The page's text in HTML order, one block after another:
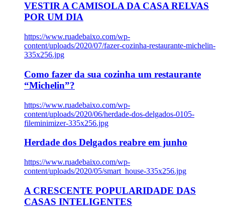
VESTIR A CAMISOLA DA CASA RELVAS
POR UM DIA
https://www.ruadebaixo.com/wp-
content/uploads/2020/07/fazer-cozinha-restaurante-michelin-
335x256.jpg
Como fazer da sua cozinha um restaurante
“Michelin”?
https://www.ruadebaixo.com/wp-
content/uploads/2020/06/herdade-dos-delgados-0105-
fileminimizer-335x256.jpg
Herdade dos Delgados reabre em junho
https://www.ruadebaixo.com/wp-
content/uploads/2020/05/smart_house-335x256.jpg
A CRESCENTE POPULARIDADE DAS
CASAS INTELIGENTES